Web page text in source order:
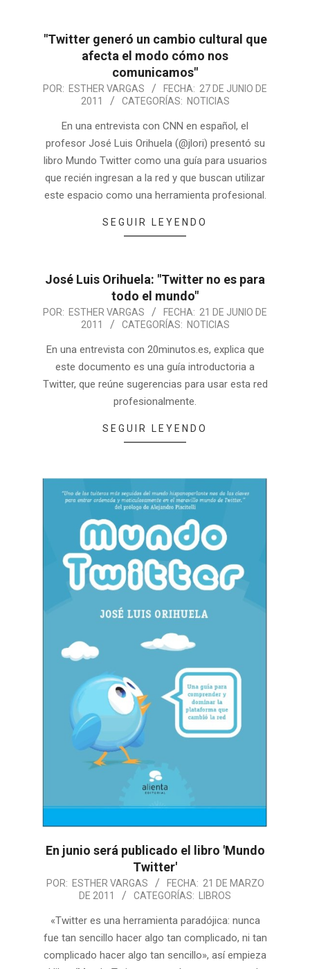
"Twitter generó un cambio cultural que
afecta el modo cómo nos
comunicamos"
POR: ESTHER VARGAS FECHA: 27 DE JUNIO DE
2011
CATEGORÍAS: NOTICIAS
En una entrevista con CNN en español, el
profesor José Luis Orihuela (@jlori) presentó su
libro Mundo Twitter como una guía para usuarios
que recién ingresan a la red y que buscan utilizar
este espacio como una herramienta profesional.
SEGUIR LEYENDO
José Luis Orihuela: "Twitter no es para
todo el mundo"
POR: ESTHER VARGAS FECHA: 21 DE JUNIO DE
2011
CATEGORÍAS: NOTICIAS
En una entrevista con 20minutos.es, explica que
este documento es una guía introductoria a
Twitter, que reúne sugerencias para usar esta red
profesionalmente.
SEGUIR LEYENDO
En junio será publicado el libro 'Mundo
Twitter'
POR: ESTHER VARGAS FECHA: 21 DE MARZO
DE 2011
CATEGORÍAS: LIBROS
«Twitter es una herramienta paradójica: nunca
fue tan sencillo hacer algo tan complicado, ni tan
complicado hacer algo tan sencillo», así empieza